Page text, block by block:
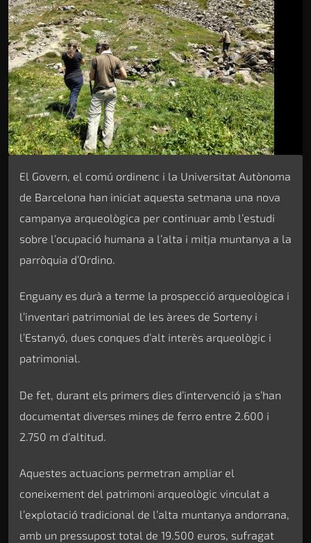
El Govern, el comú ordinenc i la Universitat Autònoma
de Barcelona han iniciat aquesta setmana una nova
campanya arqueològica per continuar amb l’estudi
sobre l’ocupació humana a l’alta i mitja muntanya a la
parròquia d’Ordino.
Enguany es durà a terme la prospecció arqueològica i
l’inventari patrimonial de les àrees de Sorteny i
l’Estanyó, dues conques d’alt interès arqueològic i
patrimonial.
De fet, durant els primers dies d’intervenció ja s’han
documentat diverses mines de ferro entre 2.600 i
2.750 m d’altitud.
Aquestes actuacions permetran ampliar el
coneixement del patrimoni arqueològic vinculat a
l’explotació tradicional de l’alta muntanya andorrana,
amb un pressupost total de 19.500 euros, sufragat